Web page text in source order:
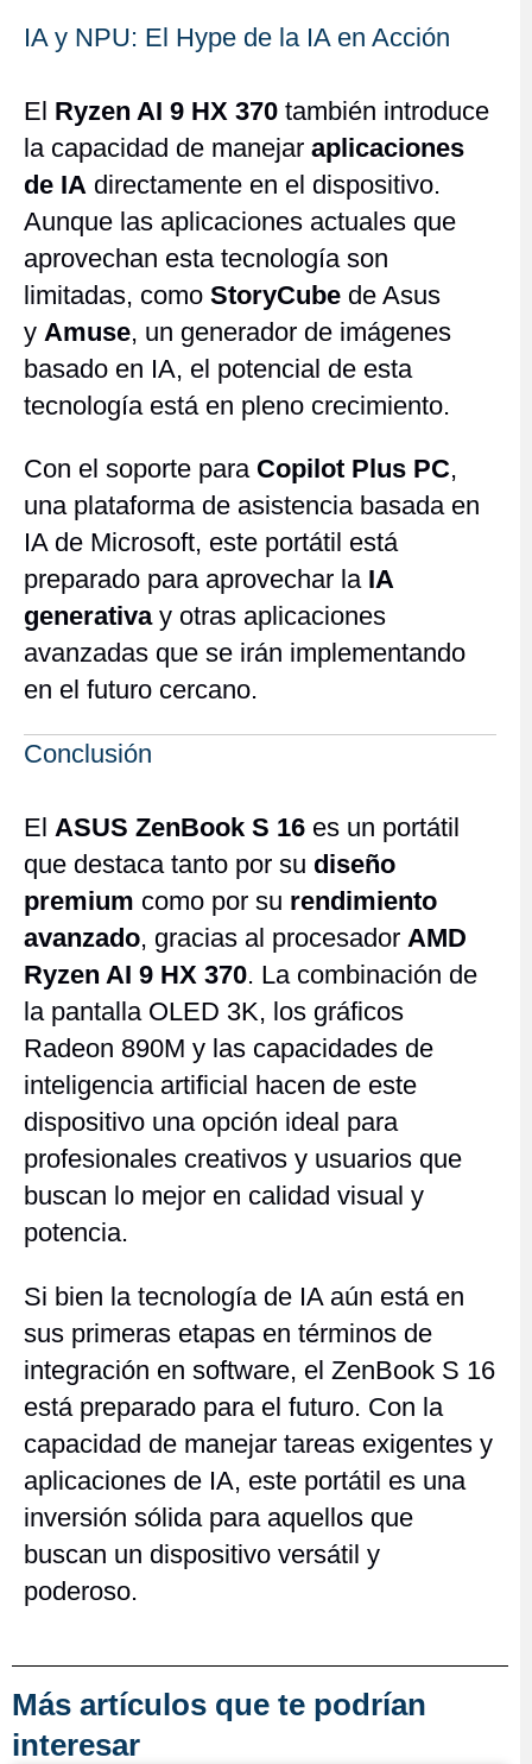
IA y NPU: El Hype de la IA en Acción
El Ryzen AI 9 HX 370 también introduce
la capacidad de manejar aplicaciones
de IA directamente en el dispositivo.
Aunque las aplicaciones actuales que
aprovechan esta tecnología son
limitadas, como StoryCube de Asus
y Amuse, un generador de imágenes
basado en IA, el potencial de esta
tecnología está en pleno crecimiento.
Con el soporte para Copilot Plus PC,
una plataforma de asistencia basada en
IA de Microsoft, este portátil está
preparado para aprovechar la IA
generativay otras aplicaciones
avanzadas que se irán implementando
en el futuro cercano.
Conclusión
El ASUS ZenBook S 16 es un portátil
que destaca tanto por su diseño
premium como por su rendimiento
avanzado, gracias al procesador AMD
Ryzen AI 9 HX 370. La combinación de
la pantalla OLED 3K, los gráficos
Radeon 890M y las capacidades de
inteligencia artificial hacen de este
dispositivo una opción ideal para
profesionales creativos y usuarios que
buscan lo mejor en calidad visual y
potencia.
Si bien la tecnología de IA aún está en
sus primeras etapas en términos de
integración en software, el ZenBook S 16
está preparado para el futuro. Con la
capacidad de manejar tareas exigentes y
aplicaciones de IA, este portátil es una
inversión sólida para aquellos que
buscan un dispositivo versátil y
poderoso.
Más artículos que te podrían
interesar